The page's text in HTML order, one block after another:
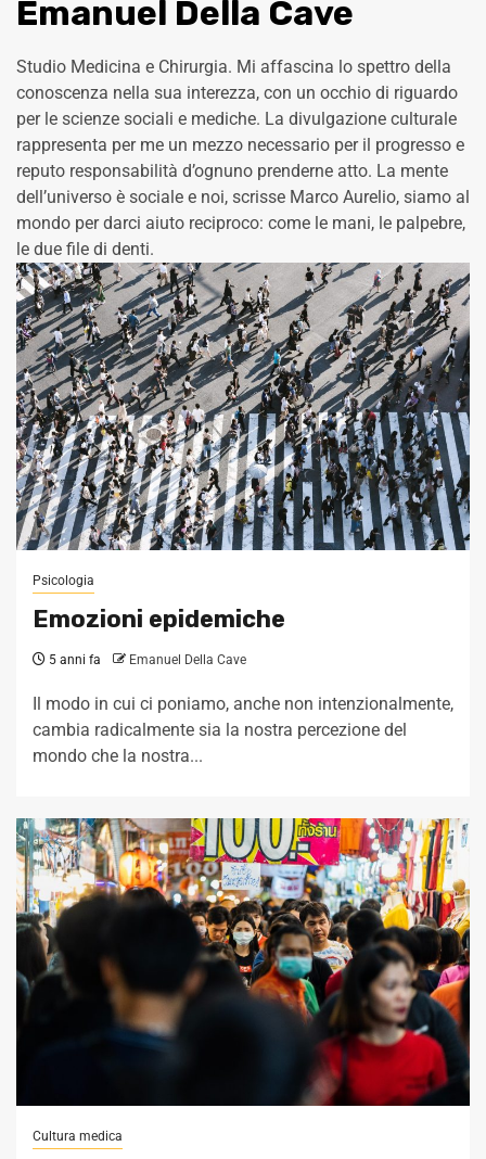
Emanuel Della Cave
Studio Medicina e Chirurgia. Mi affascina lo spettro della
conoscenza nella sua interezza, con un occhio di riguardo
per le scienze sociali e mediche. La divulgazione culturale
rappresenta per me un mezzo necessario per il progresso e
reputo responsabilità d’ognuno prenderne atto. La mente
dell’universo è sociale e noi, scrisse Marco Aurelio, siamo al
mondo per darci aiuto reciproco: come le mani, le palpebre,
le due file di denti.
Psicologia
Emozioni epidemiche
5 anni fa Emanuel Della Cave
Il modo in cui ci poniamo, anche non intenzionalmente,
cambia radicalmente sia la nostra percezione del
mondo che la nostra...
Cultura medica